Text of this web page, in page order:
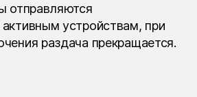
отправляются
устройствам, при
раздача прекращается.